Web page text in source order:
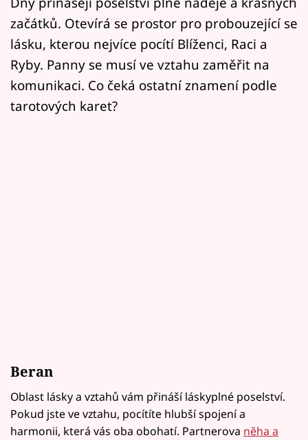
Přihlášení
Sledujte nás
začátků. Otevírá se prostor pro probouzející se
lásku, kterou nejvíce pocítí Blíženci, Raci a
Ryby. Panny se musí ve vztahu zaměřit na
komunikaci. Co čeká ostatní znamení podle
tarotových karet?
Beran
Oblast lásky a vztahů vám přináší láskyplné poselství.
Pokud jste ve vztahu, pocítíte hlubší spojení a
harmonii, která vás oba obohatí. Partnerova něha a